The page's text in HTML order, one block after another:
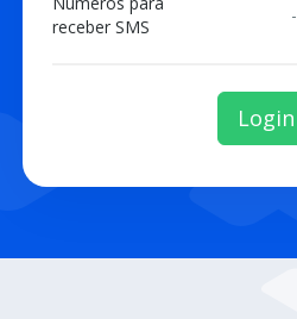
receber SMS
-
Login